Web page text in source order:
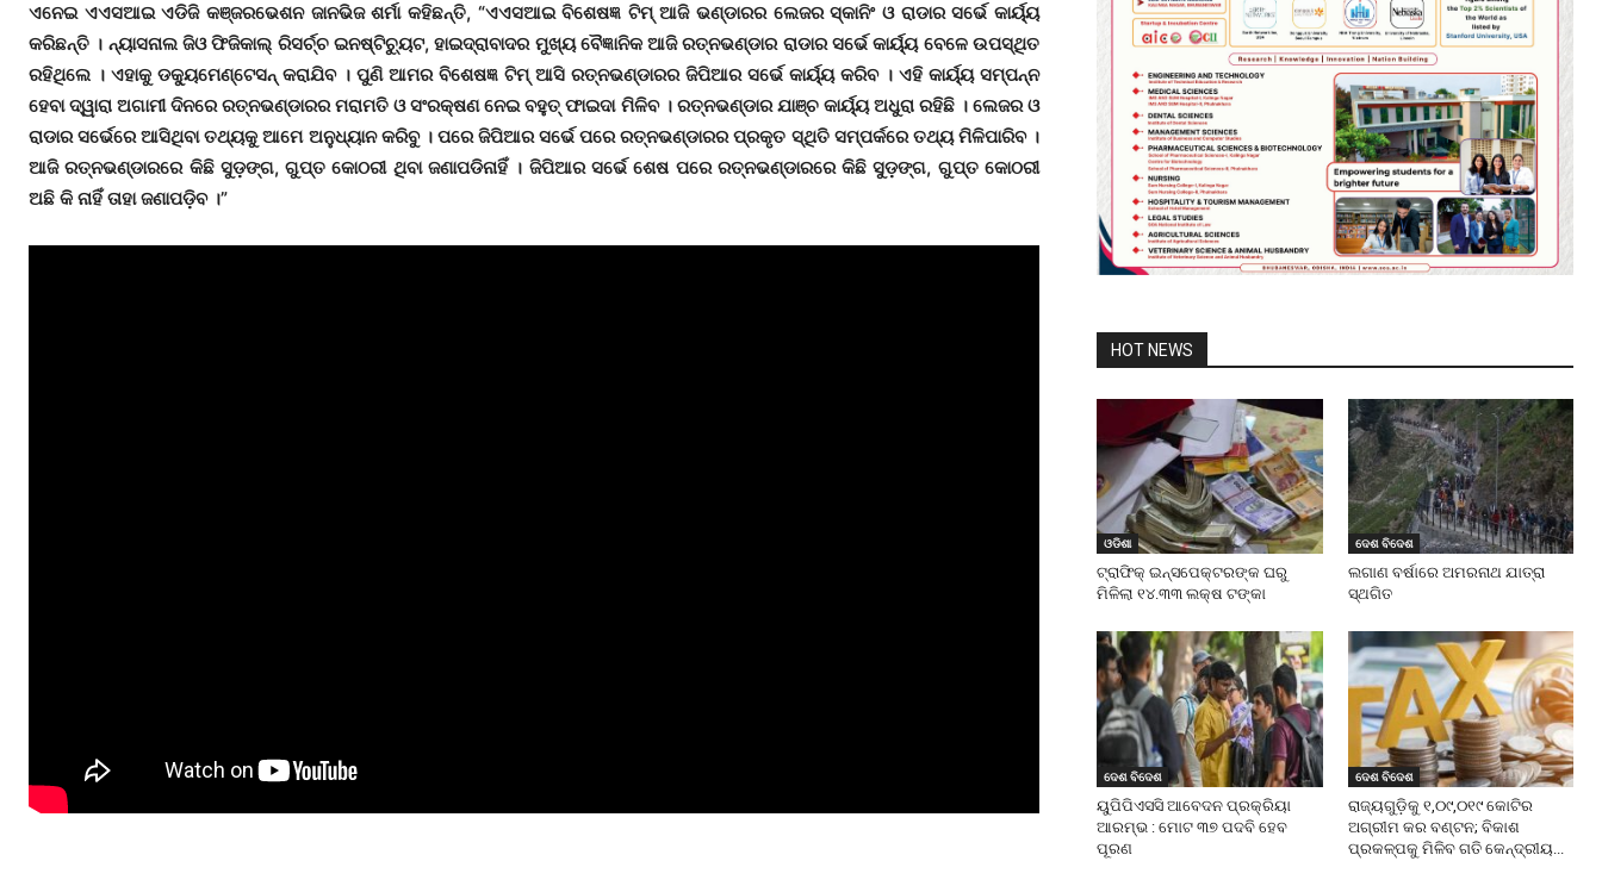
ଏନେଇ ଏଏସଆଇ ଏଡିଜି କଞ୍ଜରଭେଶନ ଜାନଭିଜ ଶର୍ମା କହିଛନ୍ତି, “ଏଏସଆଇ ବିଶେଷଜ୍ଞ ଟିମ୍ ଆଜି ଭଣ୍ଡାରର ଲେଜର ସ୍କାନିଂ ଓ ରାଡାର ସର୍ଭେ କାର୍ୟ୍ୟ
କରିଛନ୍ତି । ନ୍ୟାସନାଲ ଜିଓ ଫିଜିକାଲ୍ ରିସର୍ଚ୍ଚ ଇନଷ୍ଟିଚ୍ୟୁଟ, ହାଇଦ୍ରାବାଦର ମୁଖ୍ୟ ବୈଜ୍ଞାନିକ ଆଜି ରତ୍ନଭଣ୍ଡାର ରାଡାର ସର୍ଭେ କାର୍ୟ୍ୟ ବେଳେ ଉପସ୍ଥିତ
ରହିଥିଲେ । ଏହାକୁ ଡକ୍ୟୁମେଣ୍ଟେସନ୍‌ କରାଯିବ । ପୁଣି ଆମର ବିଶେଷଜ୍ଞ ଟିମ୍ ଆସି ରତ୍ନଭଣ୍ଡାରର ଜିପିଆର ସର୍ଭେ କାର୍ୟ୍ୟ କରିବ । ଏହି କାର୍ୟ୍ୟ ସମ୍ପନ୍ନ
ହେବା ଦ୍ୱାରା ଅଗାମୀ ଦିନରେ ରତ୍ନଭଣ୍ଡାରର ମରାମତି ଓ ସଂରକ୍ଷଣ ନେଇ ବହୁତ୍ ଫାଇଦା ମିଳିବ । ରତ୍ନଭଣ୍ଡାର ଯାଞ୍ଚ କାର୍ୟ୍ୟ ଅଧୁରା ରହିଛି । ଲେଜର ଓ
ରାଡାର ସର୍ଭେରେ ଆସିଥିବା ତଥ୍ୟକୁ ଆମେ ଅନୁଧ୍ୟାନ କରିବୁ । ପରେ ଜିପିଆର ସର୍ଭେ ପରେ ରତ୍ନଭଣ୍ଡାରର ପ୍ରକୃତ ସ୍ଥିତି ସମ୍ପର୍କରେ ତଥ୍ୟ ମିଳିପାରିବ ।
ଆଜି ରତ୍ନଭଣ୍ଡାରରେ କିଛି ସୁଡ଼ଙ୍ଗ, ଗୁପ୍ତ କୋଠରୀ ଥିବା ଜଣାପଡିନାହିଁ । ଜିପିଆର ସର୍ଭେ ଶେଷ ପରେ ରତ୍ନଭଣ୍ଡାରରେ କିଛି ସୁଡ଼ଙ୍ଗ, ଗୁପ୍ତ କୋଠରୀ
ଅଛି କି ନାହିଁ ତାହା ଜଣାପଡ଼ିବ ।”
HOT NEWS
ଓଡିଶା
ଟ୍ରାଫିକ୍ ଇନ୍ସପେକ୍ଟରଙ୍କ ଘରୁ
ମିଳିଲା ୧୪.୩୩ ଲକ୍ଷ ଟଙ୍କା
ଦେଶ ବିଦେଶ
ଲଗାଣ ବର୍ଷାରେ ଅମରନାଥ ଯାତ୍ରା
ସ୍ଥଗିତ
ଦେଶ ବିଦେଶ
ୟୁପିପିଏସସି ଆବେଦନ ପ୍ରକ୍ରିୟା
ଆରମ୍ଭ : ମୋଟ ୩୭ ପଦବି ହେବ
ପୂରଣ
ଦେଶ ବିଦେଶ
ରାଜ୍ୟଗୁଡ଼ିକୁ ୧,୦୯,୦୧୯ କୋଟିର
ଅଗ୍ରୀମ କର ବଣ୍ଟନ; ବିକାଶ
ପ୍ରକଳ୍ପକୁ ମିଳିବ ଗତି କେନ୍ଦ୍ରୀୟ...